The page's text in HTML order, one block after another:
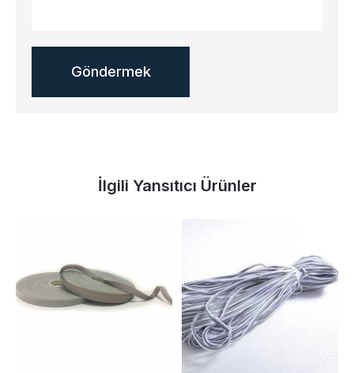
İlgili Yansıtıcı Ürünler